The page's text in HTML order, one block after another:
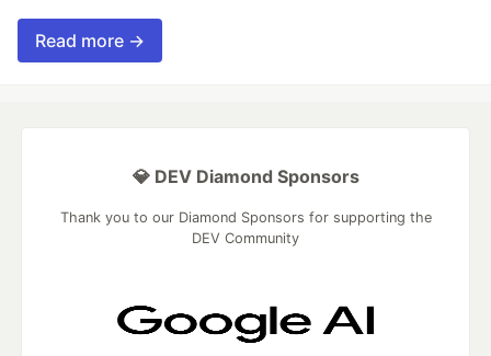
Read more →
💎 DEV Diamond Sponsors
Thank you to our Diamond Sponsors for supporting the
DEV Community